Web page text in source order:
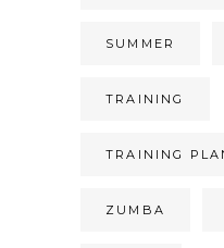
SUMMER
TRAINING
TRAINING
ZUMBA